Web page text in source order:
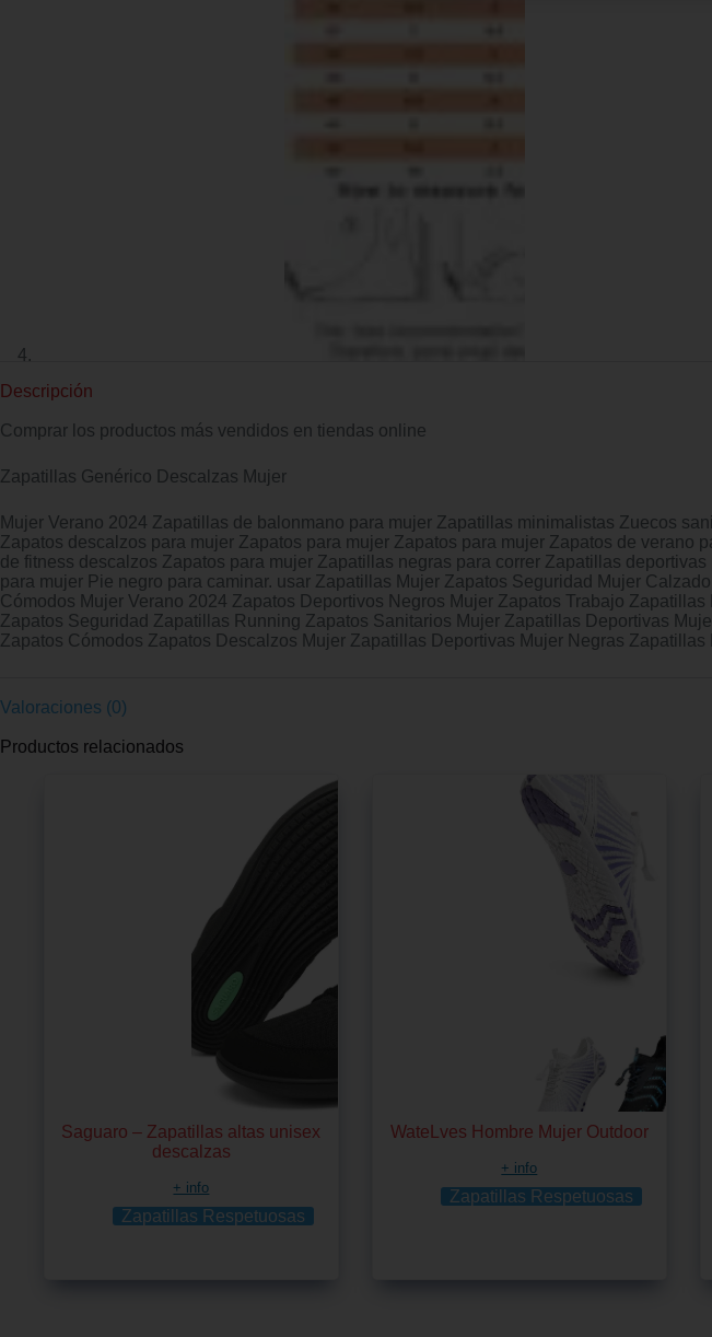
Descripción
Comprar los productos más vendidos en tiendas online
Zapatillas Genérico Descalzas Mujer
Mujer Verano 2024 Zapatillas de balonmano para mujer Zapatillas minimalistas Zuecos
Zapatos descalzos para mujer Zapatos para mujer Zapatos para mujer Zapatos de
de fitness descalzos Zapatos para mujer Zapatillas negras para correr Zapatillas
para mujer Pie negro para caminar. usar Zapatillas Mujer Zapatos Seguridad Mujer
Cómodos Mujer Verano 2024 Zapatos Deportivos Negros Mujer Zapatos Trabajo
Zapatos Seguridad Zapatillas Running Zapatos Sanitarios Mujer Zapatillas Deportivas
Zapatos Cómodos Zapatos Descalzos Mujer Zapatillas Deportivas Mujer Negras
Valoraciones (0)
Productos relacionados
Saguaro – Zapatillas altas unisex
descalzas
+ info
Zapatillas Respetuosas
WateLves Hombre Mujer Outdoor
+ info
Zapatillas Respetuosas